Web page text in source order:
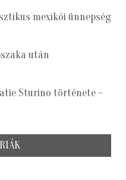
mexikói ünnepség
után
Sturino története –